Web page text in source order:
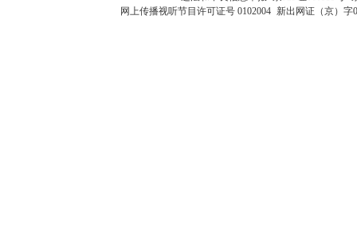
网上传播视听节目许可证号 0102004 新出网证（京）